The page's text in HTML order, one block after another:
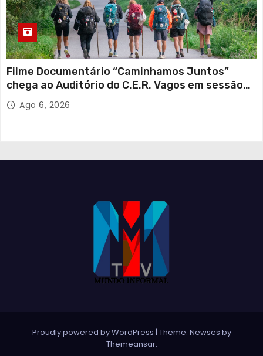
Filme Documentário “Caminhamos Juntos”
chega ao Auditório do C.E.R. Vagos em sessão
solidária
Ago 6, 2026
Proudly powered by WordPress | Theme: Newses by
Themeansar.